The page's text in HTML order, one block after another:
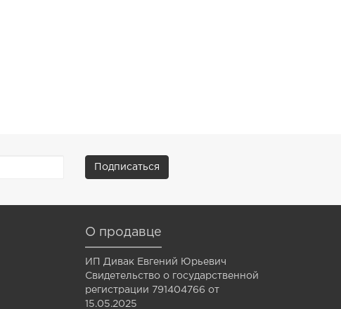
Подписаться
О продавце
ИП Дивак Евгений Юрьевич
Свидетельство о государственной
регистрации 791404766 от
15.05.2025